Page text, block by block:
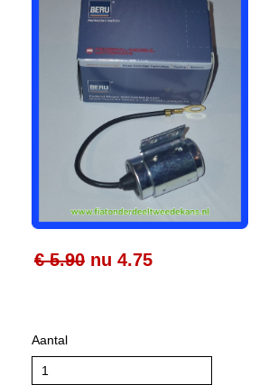
€ 5.90 nu 4.75
Aantal